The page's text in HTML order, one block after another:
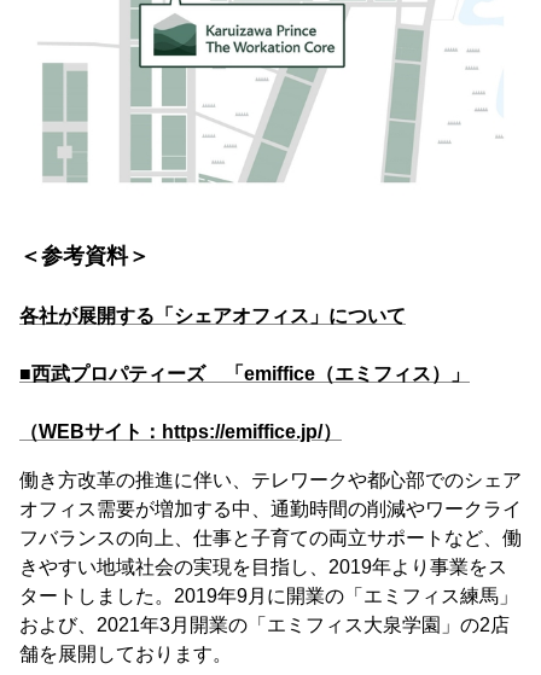
＜参考資料＞
各社が展開する「シェアオフィス」について
■西武プロパティーズ 「emiffice（エミフィス）」
（WEBサイト：https://emiffice.jp/）
働き方改革の推進に伴い、テレワークや都心部でのシェア
オフィス需要が増加する中、通勤時間の削減やワークライ
フバランスの向上、仕事と子育ての両立サポートなど、働
きやすい地域社会の実現を目指し、2019年より事業をス
タートしました。2019年9月に開業の「エミフィス練馬」
および、2021年3月開業の「エミフィス大泉学園」の2店
舗を展開しております。